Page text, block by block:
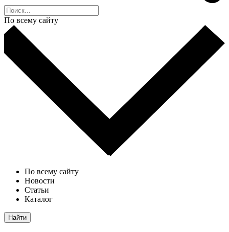
По всему сайту
По всему сайту
Новости
Статьи
Каталог
Найти